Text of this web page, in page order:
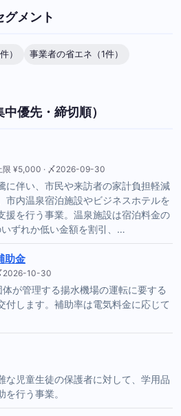
メント
）
事業者の省エネ（1件）
優先・締切順）
限 ¥5,000 · 〆2026-09-30
に伴い、市民や来訪者の家計負担軽減
市内温泉宿泊施設やビジネスホテルを
援を行う事業。温泉施設は宿泊料金の
ずれか低い金額を割引、…
助金
2026-10-30
が管理する揚水機場の運転に要する
付します。補助率は電気料金に応じて
な児童生徒の保護者に対して、学用品
行う事業。